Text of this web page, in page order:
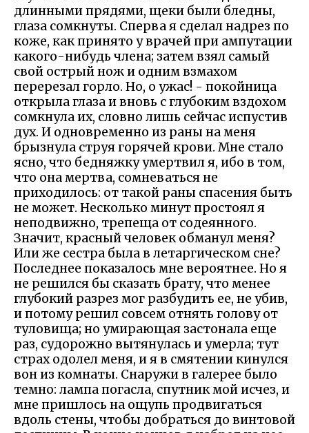
длинными прядями, щеки были бледны,
глаза сомкнуты. Сперва я сделал надрез по
коже, как принято у врачей при ампутации
какого-нибудь члена; затем взял самый
свой острый нож и одним взмахом
перерезал горло. Но, о ужас! - покойница
открыла глаза и вновь с глубоким вздохом
сомкнула их, словно лишь сейчас испустив
дух. И одновременно из раны на меня
брызнула струя горячей крови. Мне стало
ясно, что бедняжку умертвил я, ибо в том,
что она мертва, сомневаться не
приходилось: от такой раны спасения быть
не может. Несколько минут простоял я
неподвижно, трепеща от содеянного.
Значит, красный человек обманул меня?
Или же сестра была в летаргическом сне?
Последнее показалось мне вероятнее. Но я
не решился бы сказать брату, что менее
глубокий разрез мог разбудить ее, не убив,
и потому решил совсем отнять голову от
туловища; но умирающая застонала еще
раз, судорожно вытянулась и умерла; тут
страх одолел меня, и я в смятении кинулся
вон из комнаты. Снаружи в галерее было
темно: лампа погасла, спутник мой исчез, и
мне пришлось на ощупь продвигаться
вдоль стены, чтобы добраться до винтовой